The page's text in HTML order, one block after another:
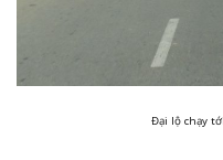
Đại lộ chạy